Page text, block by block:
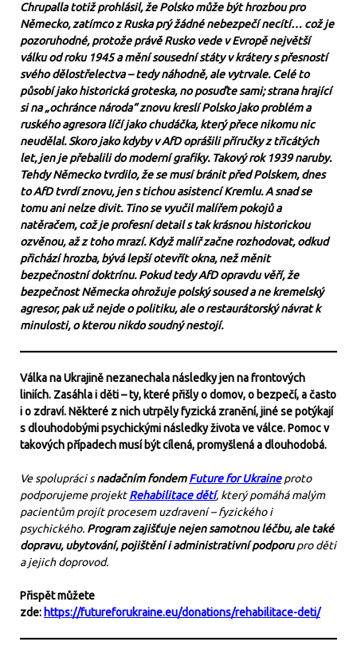
Chrupalla totiž prohlásil, že Polsko může být hrozbou pro
Německo, zatímco z Ruska prý žádné nebezpečí necítí… což je
pozoruhodné, protože právě Rusko vede v Evropě největší
válku od roku 1945 a mění sousední státy v krátery s přesností
svého dělostřelectva – tedy náhodně, ale vytrvale. Celé to
působí jako historická groteska, no posuďte sami; strana hrající
si na „ochránce národa“ znovu kreslí Polsko jako problém a
ruského agresora líčí jako chudáčka, který přece nikomu nic
neudělal. Skoro jako kdyby v AfD oprášili příručky z třicátých
let, jen je přebalili do moderní grafiky. Takový rok 1939 naruby.
Tehdy Německo tvrdilo, že se musí bránit před Polskem, dnes
to AfD tvrdí znovu, jen s tichou asistencí Kremlu. A snad se
tomu ani nelze divit. Tino se vyučil malířem pokojů a
natěračem, což je profesní detail s tak krásnou historickou
ozvěnou, až z toho mrazí. Když malíř začne rozhodovat, odkud
přichází hrozba, bývá lepší otevřít okna, než měnit
bezpečnostní doktrínu. Pokud tedy AfD opravdu věří, že
bezpečnost Německa ohrožuje polský soused a ne kremelský
agresor, pak už nejde o politiku, ale o restaurátorský návrat k
minulosti, o kterou nikdo soudný nestojí.
Válka na Ukrajině nezanechala následky jen na frontových
liniích. Zasáhla i děti – ty, které přišly o domov, o bezpečí, a často
i o zdraví. Některé z nich utrpěly fyzická zranění, jiné se potýkají
s dlouhodobými psychickými následky života ve válce. Pomoc v
takových případech musí být cílená, promyšlená a dlouhodobá.
Ve spolupráci snadačním fondemFuture for Ukraineproto
podporujeme projektRehabilitace dětí, který pomáhá malým
pacientům projít procesem uzdravení – fyzického i
psychického. Program zajišťuje nejen samotnou léčbu, ale také
dopravu, ubytování, pojištění i administrativní podporupro děti
a jejich doprovod.
Přispět můžete
zde: https://futureforukraine.eu/donations/rehabilitace-deti/